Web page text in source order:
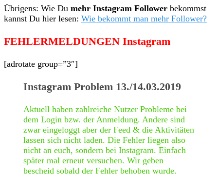
Übrigens: Wie Du mehr Instagram Follower bekommst
kannst Du hier lesen: Wie bekommt man mehr Follower?
FEHLERMELDUNGEN Instagram
[adrotate group=”3″]
Instagram Problem 13./14.03.2019
Aktuell haben zahlreiche Nutzer Probleme bei
dem Login bzw. der Anmeldung. Andere sind
zwar eingeloggt aber der Feed & die Aktivitäten
lassen sich nicht laden. Die Fehler liegen also
nicht an euch, sondern bei Instagram. Einfach
später mal erneut versuchen. Wir geben
bescheid sobald der Fehler behoben wurde.